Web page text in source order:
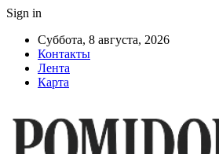
Sign in
Суббота, 8 августа, 2026
Контакты
Лента
Карта